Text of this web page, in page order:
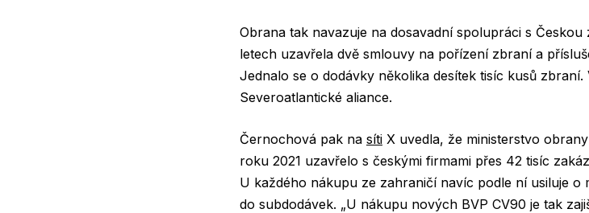
Obrana tak navazuje na dosavadní spolupráci s
letech uzavřela dvě smlouvy na pořízení zbraní a
Jednalo se o dodávky několika desítek tisíc kusů
Severoatlantické aliance.
Černochová pak na síti X uvedla, že ministerstvo
roku 2021 uzavřelo s českými firmami přes 42 tisíc
U každého nákupu ze zahraničí navíc podle ní usiluje o
do subdodávek. „U nákupu nových BVP CV90 je tak